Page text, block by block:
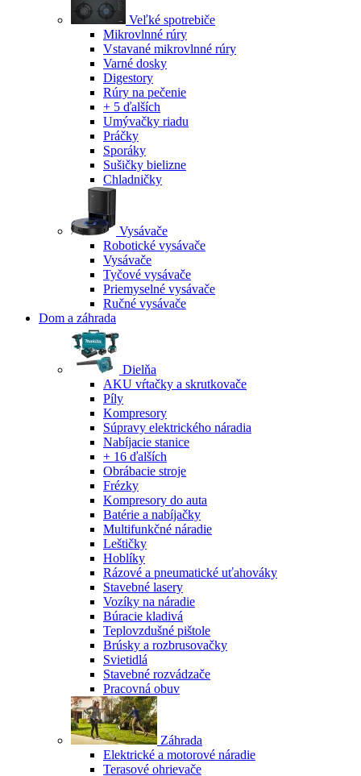
Veľké spotrebiče
Mikrovlnné rúry
Vstavané mikrovlnné rúry
Varné dosky
Digestory
Rúry na pečenie
+ 5 ďalších
Umývačky riadu
Práčky
Sporáky
Sušičky bielizne
Chladničky
Vysávače
Robotické vysávače
Vysávače
Tyčové vysávače
Priemyselné vysávače
Ručné vysávače
Dom a záhrada
Dielňa
AKU vŕtačky a skrutkovače
Píly
Kompresory
Súpravy elektrického náradia
Nabíjacie stanice
+ 16 ďalších
Obrábacie stroje
Frézky
Kompresory do auta
Batérie a nabíjačky
Multifunkčné náradie
Leštičky
Hoblíky
Rázové a pneumatické uťahováky
Stavebné lasery
Vozíky na náradie
Búracie kladivá
Teplovzdušné pištole
Brúsky a rozbrusovačky
Svietidlá
Stavebné rozvádzače
Pracovná obuv
Záhrada
Elektrické a motorové náradie
Terasové ohrievače